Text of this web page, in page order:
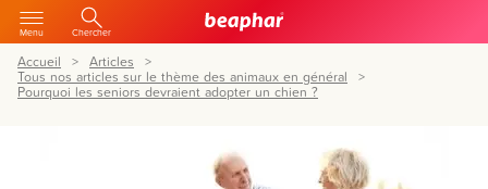
Menu Chercher
Accueil
Articles
Tous nos articles sur le thème des animaux en général
Pourquoi les seniors devraient adopter un chien ?